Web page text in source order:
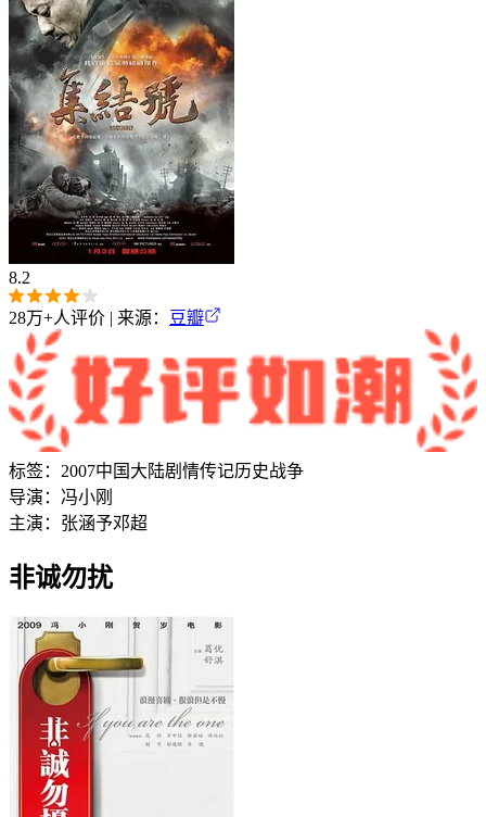
8.2
28万+人评价 | 来源： 豆瓣
标签： 2007中国大陆剧情传记历史战争
导演： 冯小刚
主演： 张涵予邓超
非诚勿扰‎